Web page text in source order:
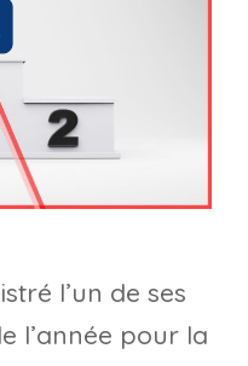
l’un de ses
l’année pour la